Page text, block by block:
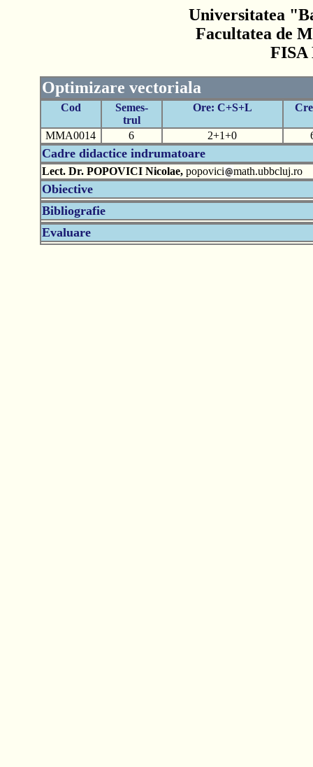
Universitatea
Facultatea de
FISA
Optimizare vectoriala
Cod
Semes-
trul
Ore: C+S+L
MMA0014 6 2+1+0
Cadre didactice indrumatoare
Lect. Dr. POPOVICI Nicolae,popovici math.ubbcluj.ro
Obiective
Bibliografie
Evaluare